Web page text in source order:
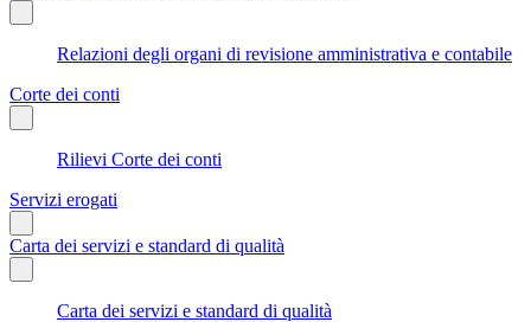
Relazioni degli organi di revisione amministrativa e contabile
Corte dei conti
Rilievi Corte dei conti
Servizi erogati
Carta dei servizi e standard di qualità
Carta dei servizi e standard di qualità